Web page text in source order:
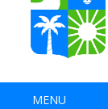
MENU